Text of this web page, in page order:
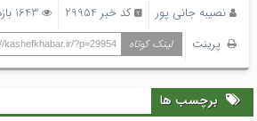
نصیبه جانی پور کد خبر 29954 1643 بازدید
پرینت
لینک کوتاه kashefkhabar.ir/?p=29954
برچسب ها